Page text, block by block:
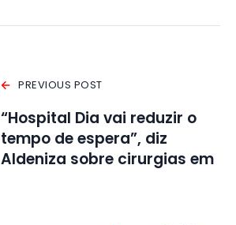
PREVIOUS POST
“Hospital Dia vai reduzir o
tempo de espera”, diz
Aldeniza sobre cirurgias em